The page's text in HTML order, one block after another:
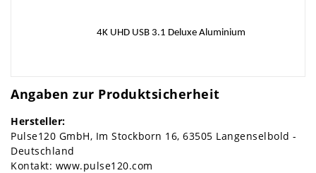
4K UHD USB 3.1 Deluxe Aluminium
Angaben zur Produktsicherheit
Hersteller:
Pulse120 GmbH Im Stockborn 16 63505 Langenselbold
Deutschland
Kontakt: www.pulse120.com